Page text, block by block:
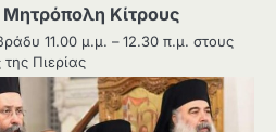
Μητρόπολη Κίτρους
11.00 μ.μ. – 12.30 π.μ. στους
Πιερίας